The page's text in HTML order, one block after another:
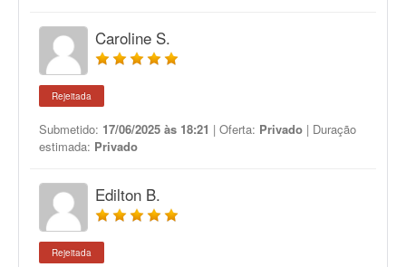
Caroline S.
Rejeitada
Submetido: 17/06/2025 às 18:21 | Oferta: Privado | Duração
estimada: Privado
Edilton B.
Rejeitada